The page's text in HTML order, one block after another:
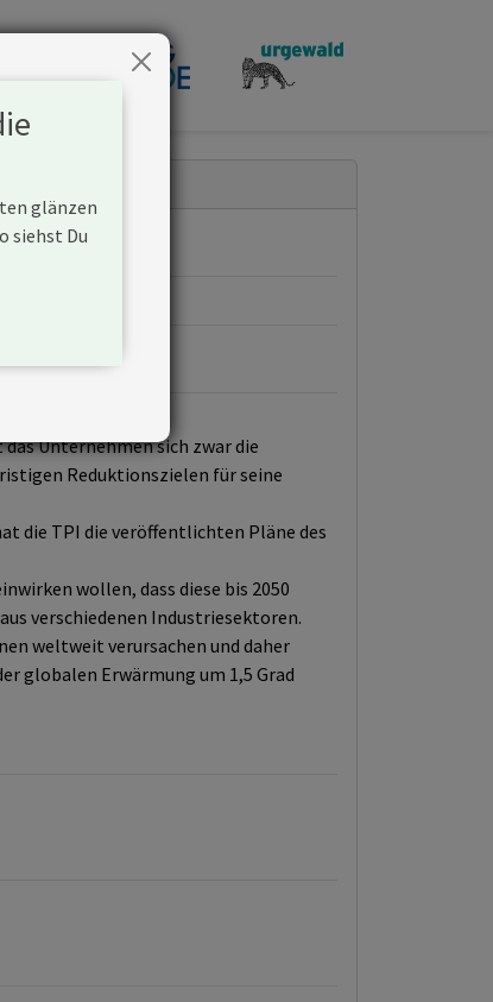
Unternehmen sich zwar die
Reduktionszielen für seine
die TPI die veröffentlichten Pläne des
wollen, dass diese bis 2050
verschiedenen Industriesektoren.
weltweit verursachen und daher
globalen Erwärmung um 1,5 Grad
glänzen
siehst Du